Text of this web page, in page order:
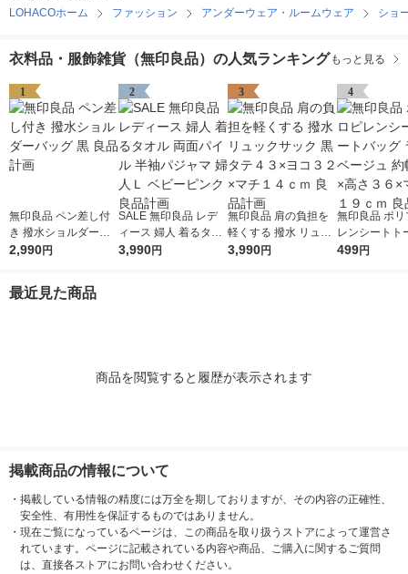
LOHACOホーム ファッション アンダーウェア・ルームウェア ショ
衣料品・服飾雑貨（無印良品）の人気ランキング もっと見る
1
無印良品 ペン差し付
き 撥水ショルダーバ
ッグ 黒 良品計画
2,990円
2
SALE 無印良品 レデ
ィース 婦人 着るタオ
ル 両面パイル 半袖パ
3,990円
3
無印良品 肩の負担を
軽くする 撥水 リュッ
クサック 黒 タテ４３
3,990円
4
無印良品 ポリ
レンシートト
グ ライトベー
499円
最近見た商品
商品を閲覧すると履歴が表示されます
掲載商品の情報について
・ 掲載している情報の精度には万全を期しておりますが、その内容の正確性、
安全性、有用性を保証するものではありません。
・ 現在ご覧になっているページは、この商品を取り扱うストアによって運営さ
れています。ページに記載されている内容や商品、ご購入に関するご質問
は、直接各ストアにお問い合わせください。